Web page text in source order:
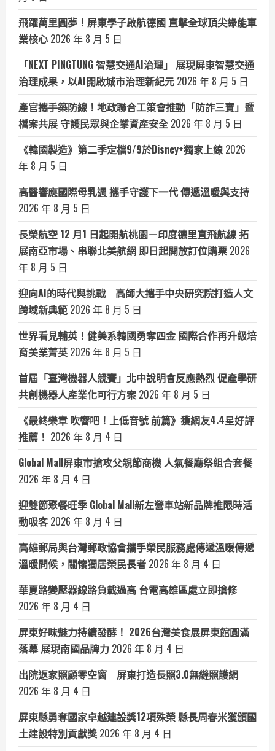
飛躍萬里圓夢！屏東學子啟航德國 直擊全球頂尖綠能車
業核心 2026 年 8 月 5 日
「NEXT PINGTUNG 智慧交通AI治理」 展現屏東智慧交通
治理成果，以AI開啟城市治理新紀元 2026 年 8 月 5 日
產官攜手築防線！地政聯合工策會推動「防詐三寶」暨
檔案共展 守護民眾與企業資產安全 2026 年 8 月 5 日
《韓國製造》第二季定檔9/9於Disney+獨家上線 2026
年 8 月 5 日
高醫響應國際母乳週 攜手守護下一代 傳遞溫暖與支持
2026 年 8 月 5 日
長榮航空 12 月1 日起開航桃園－印度德里直飛航線 拓
展南亞市場、串聯北美航網 即日起開放訂位購票 2026
年 8 月 5 日
迎向AI的時代與挑戰 高師大攜手中央研究院打造人文
跨域新典範 2026 年 8 月 5 日
世界看見輔英！健美系韓國勇奪四金 國際合作再升級培
育美業菁英 2026 年 8 月 5 日
首屆「臺灣機器人競賽」北中說明會反應熱烈 促產學研
共創機器人產業化可行方案 2026 年 8 月 5 日
《最終樂章 吹響吧！上低音號 前篇》獲網友4.4星好評
推薦！ 2026 年 8 月 4 日
Global Mall屏東市搶攻父親節商機 人氣餐廳祭組合套餐
2026 年 8 月 4 日
迎雙節聚餐旺季 Global Mall新左營車站新品牌推限時活
動吸客 2026 年 8 月 4 日
高雄郵局與台灣郵政協會攜手榮民服務處傳遞溫暖傳遞
溫暖問候，關懷獨居榮民長者 2026 年 8 月 4 日
華夏路變壓器線路負載過高 台電高雄區處立即搶修
2026 年 8 月 4 日
屏東好味魅力持續發酵！ 2026台灣美食展屏東館圓滿
落幕 展現南國品牌力 2026 年 8 月 4 日
出院返家照顧零空窗 屏東打造長照3.0無縫照護網
2026 年 8 月 4 日
屏東縣勇奪國家卓越建設獎12項殊榮 縣長周春米獲頒國
土建設特別貢獻獎 2026 年 8 月 4 日